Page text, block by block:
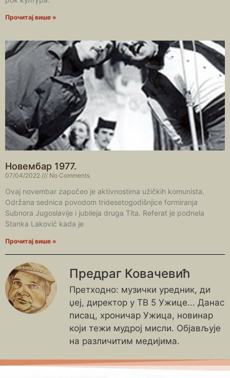
Прочитај више »
Новембар 1977.
07/04/2022 No Comments
Ovaj novembar započeo je aktivnostima užičkih komunista.
Održana sednica povodom tridesetogodišnjice formiranja
Subnora Jugoslavije i jubileja druga Tita. Referat je podnela
Stanka Laković kada je
Прочитај више »
Предраг Ковачевић
Претходно: музички уредник, ди
џеј, директор у ТВ 5 Ужице... Данас
писац, хроничар Ужица, новинар
који тежи мудрој мисли. Објављује
на различитим медијима.